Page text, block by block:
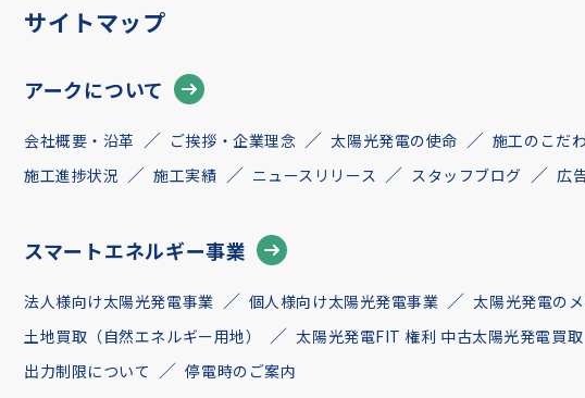
サイトマップ
アークについて
会社概要・沿革 ご挨拶・企業理念 太陽光発電の使命 施工のこだ
施工進捗状況
施工実績 ニュースリリース スタッフブログ 広
スマートエネルギー事業
法人様向け太陽光発電事業 個人様向け太陽光発電事業 太陽光発電の
土地買取（自然エネルギー用地）
太陽光発電FIT 権利 中古太陽光発電買取
出力制限について
停電時のご案内